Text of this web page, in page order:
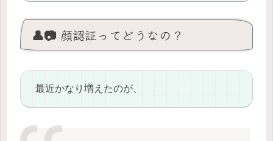
👤📷 顔認証ってどうなの？
最近かなり増えたのが、